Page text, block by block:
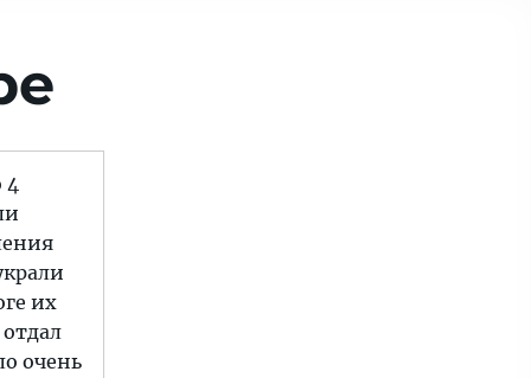
4
их
очень